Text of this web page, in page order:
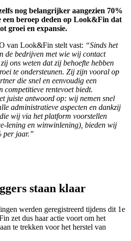
nog belangrijker aangezien 70%
een beroep deden op Look&Fin dat
groei en expansie.
van Look&Fin stelt vast: “Sinds het
de bedrijven met wie wij contact
ons weten dat zij behoefte hebben
te ondersteunen. Zij zijn vooral op
die snel en eenvoudig een
competitieve rentevoet biedt.
juiste antwoord op: wij nemen snel
administratieve aspecten en dankzij
wij via het platform voorstellen
lening en winwinlening), bieden wij
per jaar.”
staan klaar
werden geregistreerd tijdens dit 1e
zet dus haar actie voort om het
te trekken voor het herstel van